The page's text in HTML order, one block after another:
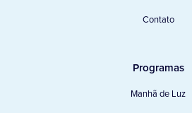
Contato
Programas
Manhã de Luz